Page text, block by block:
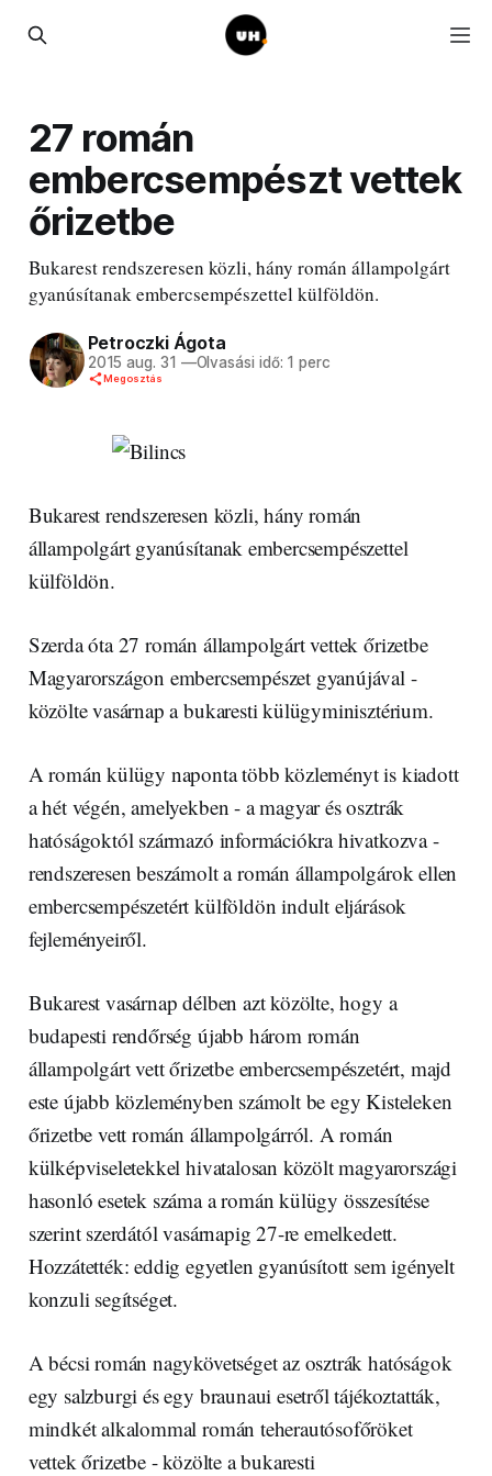
27 román
embercsempészt vettek
őrizetbe
Bukarest rendszeresen közli, hány román állampolgárt
gyanúsítanak embercsempészettel külföldön.
Petroczki Ágota
2015 aug. 31 —Olvasási idő: 1 perc
Megosztás
Bukarest rendszeresen közli, hány román
állampolgárt gyanúsítanak embercsempészettel
külföldön.
Szerda óta 27 román állampolgárt vettek őrizetbe
Magyarországon embercsempészet gyanújával -
közölte vasárnap a bukaresti külügyminisztérium.
A román külügy naponta több közleményt is kiadott
a hét végén, amelyekben - a magyar és osztrák
hatóságoktól származó információkra hivatkozva -
rendszeresen beszámolt a román állampolgárok ellen
embercsempészetért külföldön indult eljárások
fejleményeiről.
Bukarest vasárnap délben azt közölte, hogy a
budapesti rendőrség újabb három román
állampolgárt vett őrizetbe embercsempészetért, majd
este újabb közleményben számolt be egy Kisteleken
őrizetbe vett román állampolgárról. A román
külképviseletekkel hivatalosan közölt magyarországi
hasonló esetek száma a román külügy összesítése
szerint szerdától vasárnapig 27-re emelkedett.
Hozzátették: eddig egyetlen gyanúsított sem igényelt
konzuli segítséget.
A bécsi román nagykövetséget az osztrák hatóságok
egy salzburgi és egy braunaui esetről tájékoztatták,
mindkét alkalommal román teherautósofőröket
vettek őrizetbe - közölte a bukaresti